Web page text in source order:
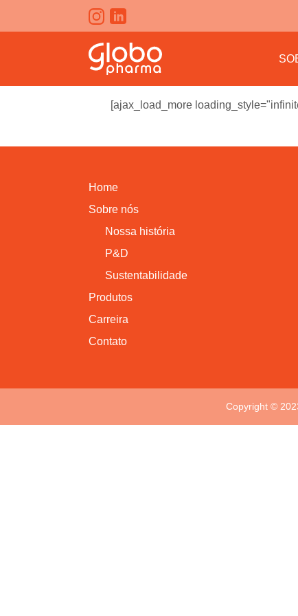
[ajax_load_more
Home
Sobre nós
Nossa história
P&D
Sustentabilidade
Produtos
Carreira
Contato
Copyright ©